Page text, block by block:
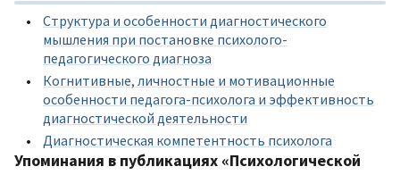
Структура и особенности диагностического
мышления при постановке психолого-
педагогического диагноза
Когнитивные, личностные и мотивационные
особенности педагога-психолога и эффективность
диагностической деятельности
Диагностическая компетентность психолога
Упоминания в публикациях «Психологической